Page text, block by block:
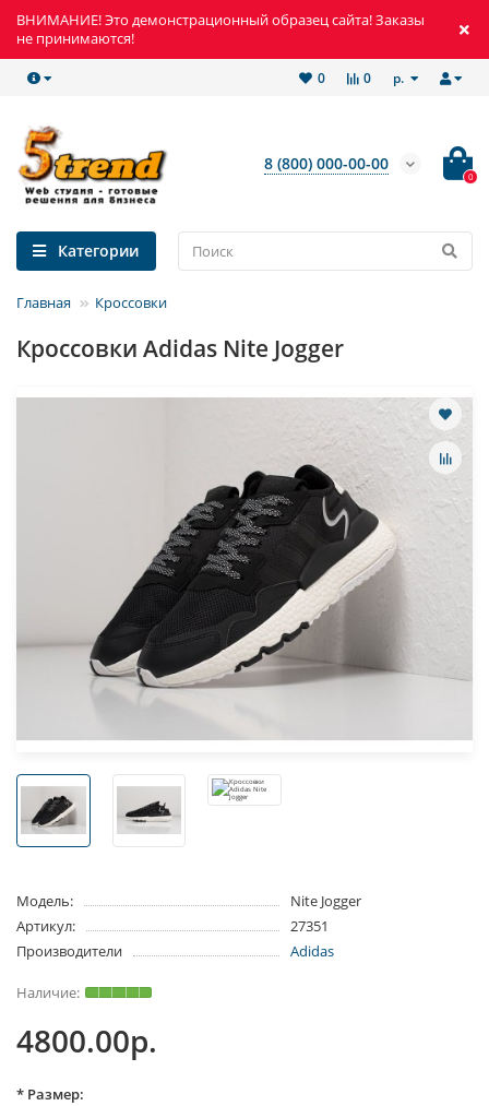
ВНИМАНИЕ! Это демонстрационный образец сайта! Заказы
не принимаются!
р.
0
0
8 (800) 000-00-00
0
Категории
Главная Кроссовки
Кроссовки Adidas Nite Jogger
Модель:
Nite Jogger
Артикул:
27351
Производители
Adidas
4800.00р.
* Размер: